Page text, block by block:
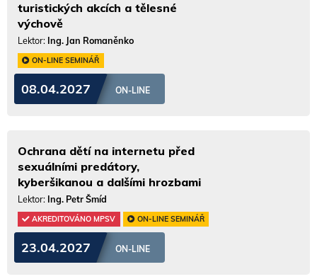
turistických akcích a tělesné
výchově
Lektor: Ing. Jan Romaněnko
ON-LINE SEMINÁŘ
08.04.2027 ON-LINE
Ochrana dětí na internetu před
sexuálními predátory,
kyberšikanou a dalšími hrozbami
Lektor: Ing. Petr Šmíd
AKREDITOVÁNO MPSV ON-LINE SEMINÁŘ
23.04.2027 ON-LINE